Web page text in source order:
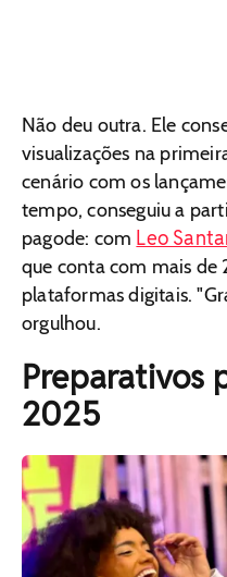
Não deu outra. Ele
visualizações na
cenário com os
tempo, conseguiu a
pagode: com Leo
que conta com mais de
plataformas digitais.
orgulhou.
Preparativos
2025